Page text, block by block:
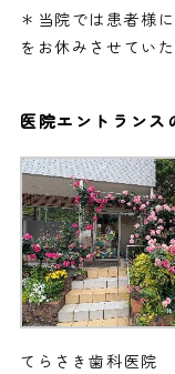
＊当院では患者様
をお休みさせてい
医院エントランス
てらさき歯科医院